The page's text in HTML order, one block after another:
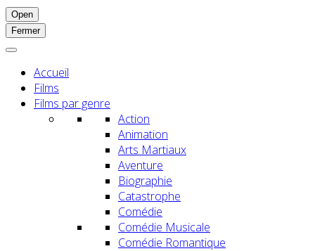
Open
Fermer
Accueil
Films
Films par genre
Action
Animation
Arts Martiaux
Aventure
Biographie
Catastrophe
Comédie
Comédie Musicale
Comédie Romantique